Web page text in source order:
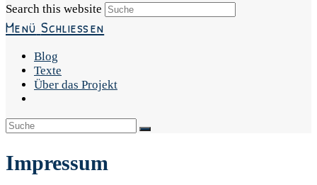
Search this website
Menü Schließen
Blog
Texte
Über das Projekt
Impressum